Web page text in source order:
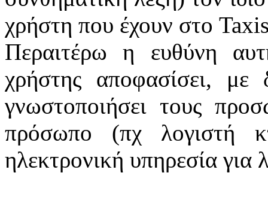
χρήστη που έχουν στο
Περαιτέρω η ευθύνη
χρήστης αποφασίσει, με
γνωστοποιήσει τους
πρόσωπο (πχ λογιστή
ηλεκτρονική υπηρεσία για